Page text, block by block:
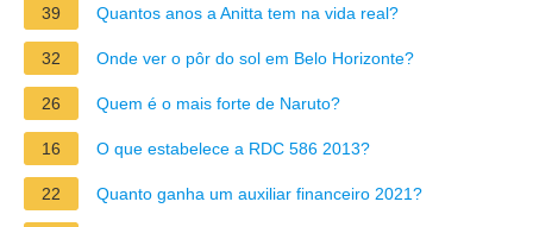
39 Quantos anos a Anitta tem na vida real?
32 Onde ver o pôr do sol em Belo Horizonte?
26 Quem é o mais forte de Naruto?
16 O que estabelece a RDC 586 2013?
22 Quanto ganha um auxiliar financeiro 2021?